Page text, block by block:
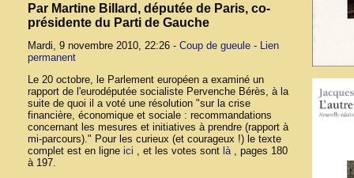
Par Martine Billard, députée de Paris, co-
présidente du Parti de Gauche
Mardi, 9 novembre 2010, 22:26 - Coup de gueule - Lien
permanent
Le 20 octobre, le Parlement européen a examiné un
rapport de l'eurodéputée socialiste Pervenche Bérès, à la
suite de quoi il a voté une résolution "sur la crise
financière, économique et sociale : recommandations
concernant les mesures et initiatives à prendre (rapport à
mi-parcours)." Pour les curieux (et courageux !) le texte
complet est en ligne ici , et les votes sont là , pages 180
à 197.